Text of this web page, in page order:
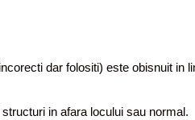
dar folositi) este obisnuit in
in afara locului sau normal.